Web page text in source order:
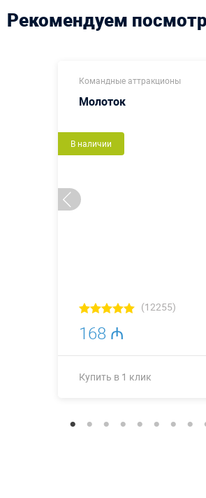
Рекомендуем
Командные аттракционы
Молоток
В наличии
(12255)
168 ₼
Купить в 1 клик